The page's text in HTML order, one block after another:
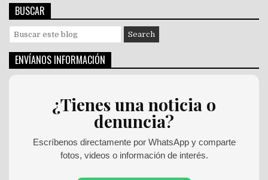
BUSCAR
e
a
r
ENVÍANOS INFORMACIÓN
¿Tienes una noticia o
denuncia?
Escríbenos directamente por WhatsApp y comparte
fotos, videos o información de interés.